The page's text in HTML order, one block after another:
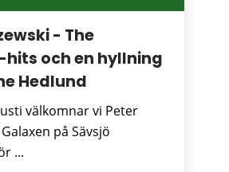
- The
hits och en hyllning
Hedlund
välkomnar vi Peter
på Sävsjö
...